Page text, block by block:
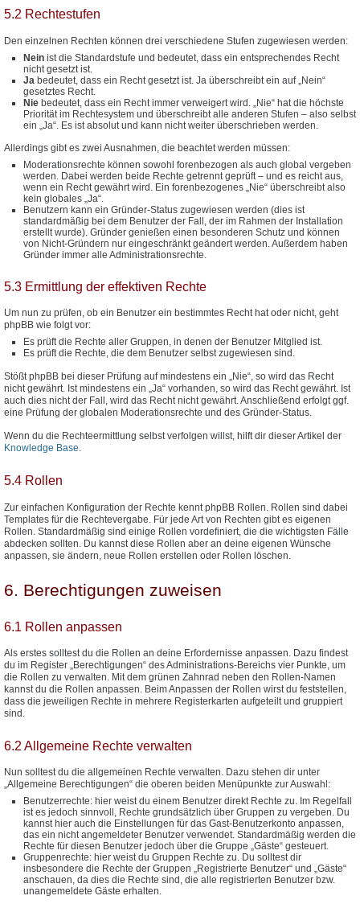
5.2 Rechtestufen
Den einzelnen Rechten können drei verschiedene Stufen zugewiesen werden:
Nein ist die Standardstufe und bedeutet, dass ein entsprechendes Recht
nicht gesetzt ist.
Ja bedeutet, dass ein Recht gesetzt ist. Ja überschreibt ein auf „Nein“
gesetztes Recht.
Nie bedeutet, dass ein Recht immer verweigert wird. „Nie“ hat die höchste
Priorität im Rechtesystem und überschreibt alle anderen Stufen – also selbst
ein „Ja“. Es ist absolut und kann nicht weiter überschrieben werden.
Allerdings gibt es zwei Ausnahmen, die beachtet werden müssen:
Moderationsrechte können sowohl forenbezogen als auch global vergeben
werden. Dabei werden beide Rechte getrennt geprüft – und es reicht aus,
wenn ein Recht gewährt wird. Ein forenbezogenes „Nie“ überschreibt also
kein globales „Ja“.
Benutzern kann ein Gründer-Status zugewiesen werden (dies ist
standardmäßig bei dem Benutzer der Fall, der im Rahmen der Installation
erstellt wurde). Gründer genießen einen besonderen Schutz und können
von Nicht-Gründern nur eingeschränkt geändert werden. Außerdem haben
Gründer immer alle Administrationsrechte.
5.3 Ermittlung der effektiven Rechte
Um nun zu prüfen, ob ein Benutzer ein bestimmtes Recht hat oder nicht, geht
phpBB wie folgt vor:
Es prüft die Rechte aller Gruppen, in denen der Benutzer Mitglied ist.
Es prüft die Rechte, die dem Benutzer selbst zugewiesen sind.
Stößt phpBB bei dieser Prüfung auf mindestens ein „Nie“, so wird das Recht
nicht gewährt. Ist mindestens ein „Ja“ vorhanden, so wird das Recht gewährt. Ist
auch dies nicht der Fall, wird das Recht nicht gewährt. Anschließend erfolgt ggf.
eine Prüfung der globalen Moderationsrechte und des Gründer-Status.
Wenn du die Rechteermittlung selbst verfolgen willst, hilft dir dieser Artikel der
Knowledge Base.
5.4 Rollen
Zur einfachen Konfiguration der Rechte kennt phpBB Rollen. Rollen sind dabei
Templates für die Rechtevergabe. Für jede Art von Rechten gibt es eigenen
Rollen. Standardmäßig sind einige Rollen vordefiniert, die die wichtigsten Fälle
abdecken sollten. Du kannst diese Rollen aber an deine eigenen Wünsche
anpassen, sie ändern, neue Rollen erstellen oder Rollen löschen.
6. Berechtigungen zuweisen
6.1 Rollen anpassen
Als erstes solltest du die Rollen an deine Erfordernisse anpassen. Dazu findest
du im Register „Berechtigungen“ des Administrations-Bereichs vier Punkte, um
die Rollen zu verwalten. Mit dem grünen Zahnrad neben den Rollen-Namen
kannst du die Rollen anpassen. Beim Anpassen der Rollen wirst du feststellen,
dass die jeweiligen Rechte in mehrere Registerkarten aufgeteilt und gruppiert
sind.
6.2 Allgemeine Rechte verwalten
Nun solltest du die allgemeinen Rechte verwalten. Dazu stehen dir unter
„Allgemeine Berechtigungen“ die oberen beiden Menüpunkte zur Auswahl:
Benutzerrechte: hier weist du einem Benutzer direkt Rechte zu. Im Regelfall
ist es jedoch sinnvoll, Rechte grundsätzlich über Gruppen zu vergeben. Du
kannst hier auch die Einstellungen für das Gast-Benutzerkonto anpassen,
das ein nicht angemeldeter Benutzer verwendet. Standardmäßig werden die
Rechte für diesen Benutzer jedoch über die Gruppe „Gäste“ gesteuert.
Gruppenrechte: hier weist du Gruppen Rechte zu. Du solltest dir
insbesondere die Rechte der Gruppen „Registrierte Benutzer“ und „Gäste“
anschauen, da dies die Rechte sind, die alle registrierten Benutzer bzw.
unangemeldete Gäste erhalten.